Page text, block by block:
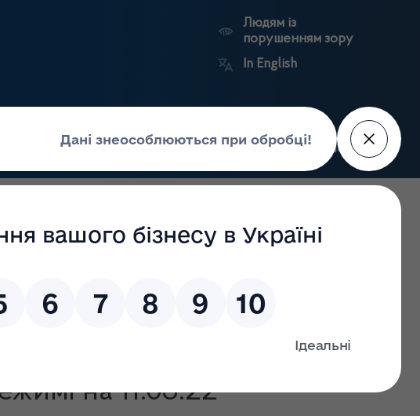
Людям із
порушенням зору
In English
Прес-центр Пошук
крові та
нагляд
реєстри
портал
Держлікслужби
працювати у безперебійному режимі на 11.03.22
які продовжують
на 11.03.22